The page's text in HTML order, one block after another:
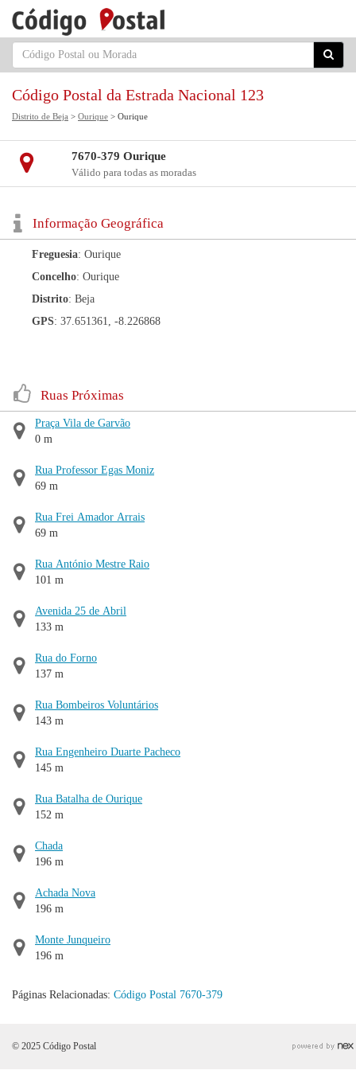
Código Postal da Estrada Nacional 123
Distrito de Beja > Ourique > Ourique
7670-379 Ourique
Válido para todas as moradas
Informação Geográfica
Freguesia: Ourique
Concelho: Ourique
Distrito: Beja
GPS: 37.651361, -8.226868
Ruas Próximas
Praça Vila de Garvão
0 m
Rua Professor Egas Moniz
69 m
Rua Frei Amador Arrais
69 m
Rua António Mestre Raio
101 m
Avenida 25 de Abril
133 m
Rua do Forno
137 m
Rua Bombeiros Voluntários
143 m
Rua Engenheiro Duarte Pacheco
145 m
Rua Batalha de Ourique
152 m
Chada
196 m
Achada Nova
196 m
Monte Junqueiro
196 m
Páginas Relacionadas: Código Postal 7670-379
© 2025 Código Postal